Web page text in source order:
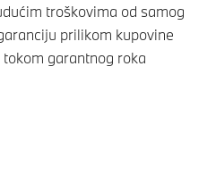
troškovima od samog
prilikom kupovine
garantnog roka